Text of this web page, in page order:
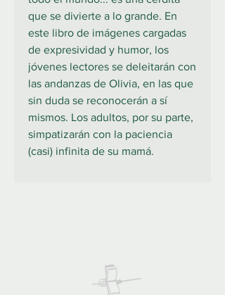
que se divierte a lo grande. En
este libro de imágenes cargadas
de expresividad y humor, los
jóvenes lectores se deleitarán con
las andanzas de Olivia, en las que
sin duda se reconocerán a sí
mismos. Los adultos, por su parte,
simpatizarán con la paciencia
(casi) infinita de su mamá.